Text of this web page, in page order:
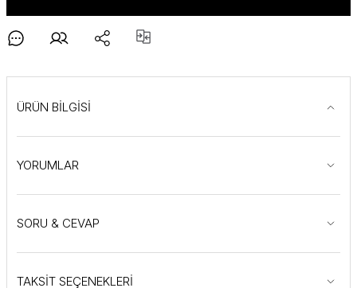
ÜRÜN BİLGİSİ
YORUMLAR
SORU & CEVAP
TAKSİT SEÇENEKLERİ